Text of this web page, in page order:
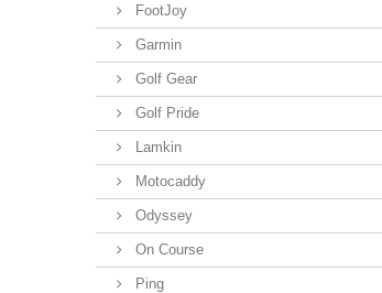
FootJoy
Garmin
Golf Gear
Golf Pride
Lamkin
Motocaddy
Odyssey
On Course
Ping